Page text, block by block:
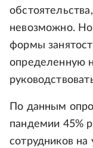
невозможно. Но
формы
определенную
По данным
пандемии 45%
сотрудников